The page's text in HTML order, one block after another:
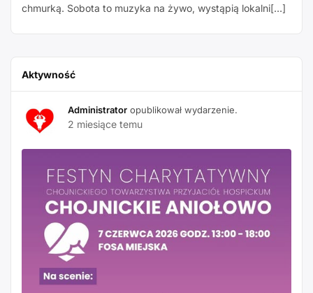
chmurką. Sobota to muzyka na żywo, wystąpią lokalni[…]
Aktywność
Administrator opublikował wydarzenie.
2 miesiące temu